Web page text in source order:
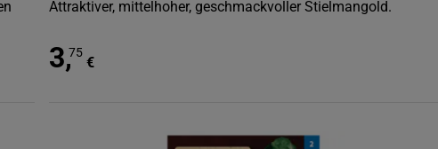
Attraktiver, mittelhoher, geschmackvoller Stielmangold.
3,75
€